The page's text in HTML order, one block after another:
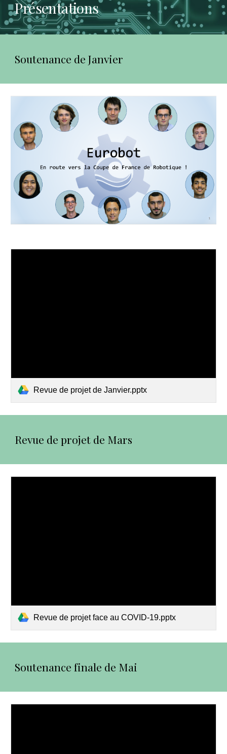
Présentations
Soutenance de Janvier
Revue de projet de Janvier.pptx
Revue de projet de Mars
Revue de projet face au COVID-19.pptx
Soutenance finale de Mai